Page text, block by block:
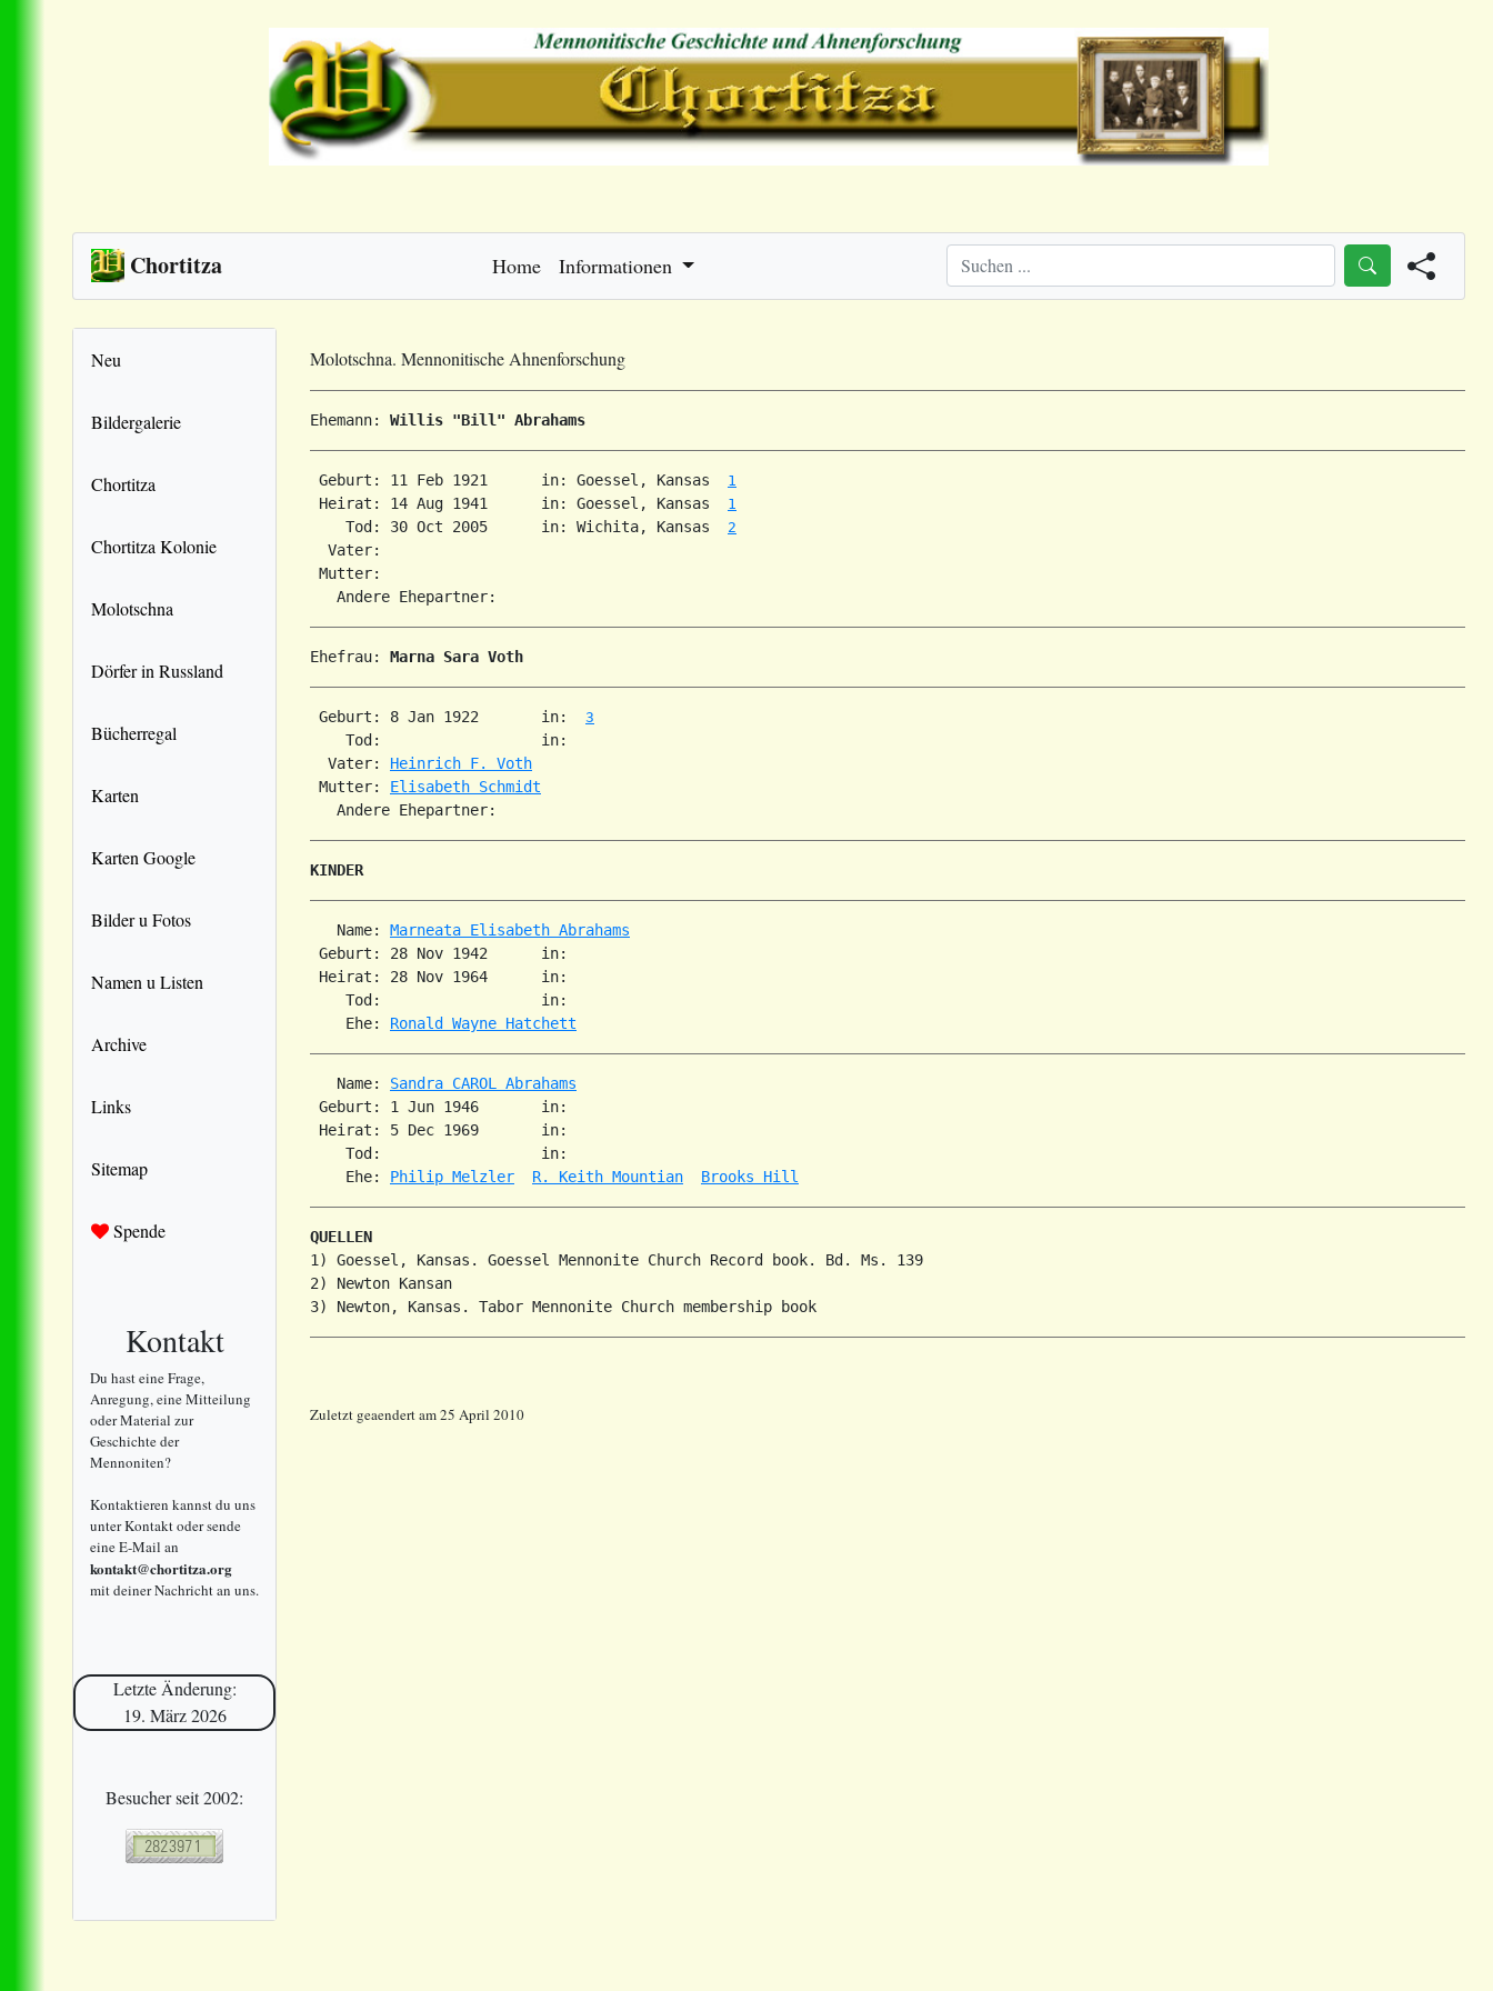
Chortitza Home Informationen
Neu
Bildergalerie
Chortitza
Chortitza Kolonie
Molotschna
Dörfer in Russland
Bücherregal
Karten
Karten Google
Bilder u Fotos
Namen u Listen
Archive
Links
Sitemap
Spende
Kontakt
Du hast eine Frage,
Anregung, eine Mitteilung
oder Material zur
Geschichte der
Mennoniten?
Kontaktieren kannst du uns
unter Kontakt oder sende
eine E-Mail an
kontakt@chortitza.org
mit deiner Nachricht an uns.
Letzte Änderung:
19. März 2026
Besucher seit 2002:
Molotschna. Mennonitische Ahnenforschung
Ehemann: Willis "Bill" Abrahams
Geburt: 11 Feb 1921      in: Goessel, Kansas 1
Heirat: 14 Aug 1941      in: Goessel, Kansas 1
    Tod: 30 Oct 2005      in: Wichita, Kansas
2
  Vater:
Mutter:
Ehefrau: Marna Sara Voth
Geburt: 8 Jan 1922       in: 3
    Tod:                  in:
  Vater:
Heinrich F. Voth
Mutter: Elisabeth Schmidt
KINDER
   Name:
Marneata Elisabeth Abrahams
Geburt: 28 Nov 1942      in:
Heirat: 28 Nov 1964      in:
    Tod:                  in:
    Ehe:
Ronald Wayne Hatchett
   Name:
Sandra CAROL Abrahams
Geburt: 1 Jun 1946       in:
Heirat: 5 Dec 1969       in:
    Tod:                  in:
    Ehe:
Philip Melzler R. Keith Mountian Brooks Hill
QUELLEN
1) Goessel, Kansas. Goessel Mennonite Church Record book. Bd. Ms. 139
2) Newton Kansan
Zuletzt geaendert am 25 April 2010